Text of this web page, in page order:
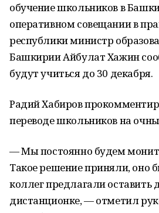
обучение школьников в
оперативном совещании в
республики министр
Башкирии Айбулат Хажин
будут учиться до 30 декабря.
Радий Хабиров
переводе школьников на
— Мы постоянно будем
Такое решение приняли, оно
коллег предлагали оставить
дистанционке, — отметил